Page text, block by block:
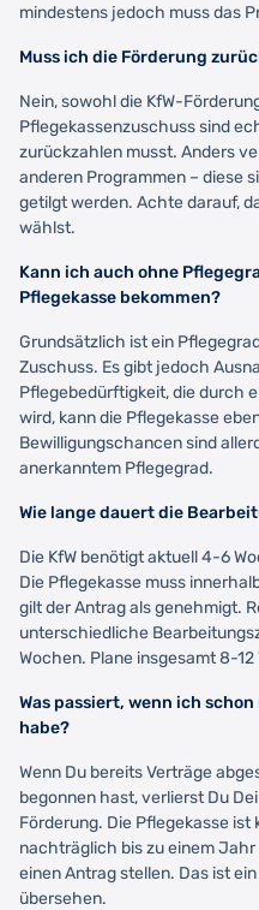
mindestens jedoch muss das
Muss ich die Förderung
Nein, sowohl die KfW-
Pflegekassenzuschuss sind
zurückzahlen musst. Anders
anderen Programmen – diese
getilgt werden. Achte darauf,
wählst.
Kann ich auch ohne
Pflegekasse bekommen?
Grundsätzlich ist ein
Zuschuss. Es gibt jedoch
Pflegebedürftigkeit, die durch
wird, kann die Pflegekasse
Bewilligungschancen sind
anerkanntem Pflegegrad.
Wie lange dauert die
Die KfW benötigt aktuell 4-6
Die Pflegekasse muss
gilt der Antrag als genehmigt.
unterschiedliche
Wochen. Plane insgesamt 8-
Was passiert, wenn ich
habe?
Wenn Du bereits Verträge
begonnen hast, verlierst Du
Förderung. Die Pflegekasse ist
nachträglich bis zu einem
einen Antrag stellen. Das ist
übersehen.